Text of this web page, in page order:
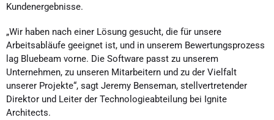
Kundenergebnisse.
„Wir haben nach einer Lösung gesucht, die für unsere
Arbeitsabläufe geeignet ist, und in unserem Bewertungsprozess
lag Bluebeam vorne. Die Software passt zu unserem
Unternehmen, zu unseren Mitarbeitern und zu der Vielfalt
unserer Projekte“, sagt Jeremy Benseman, stellvertretender
Direktor und Leiter der Technologieabteilung bei Ignite
Architects.